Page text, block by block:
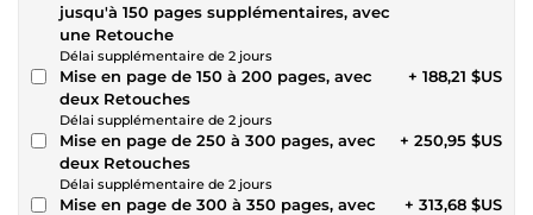
jusqu'à 150 pages supplémentaires, avec
une Retouche
Délai supplémentaire de 2 jours
Mise en page de 150 à 200 pages, avec
deux Retouches
Délai supplémentaire de 2 jours
+ 188,21 $US
Mise en page de 250 à 300 pages, avec
deux Retouches
Délai supplémentaire de 2 jours
+ 250,95 $US
Mise en page de 300 à 350 pages, avec
+ 313,68 $US